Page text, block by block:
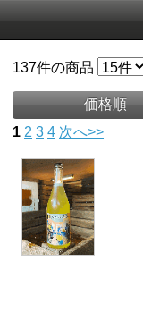
137件の商品
価格順
1 2 3 4 次へ>>